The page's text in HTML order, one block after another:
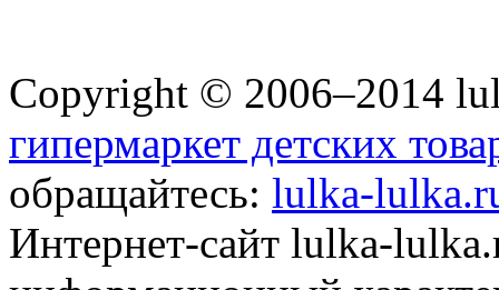
Copyright © 2006–2014
гипермаркет детских
обращайтесь: lulka-
Интернет-сайт lulka-